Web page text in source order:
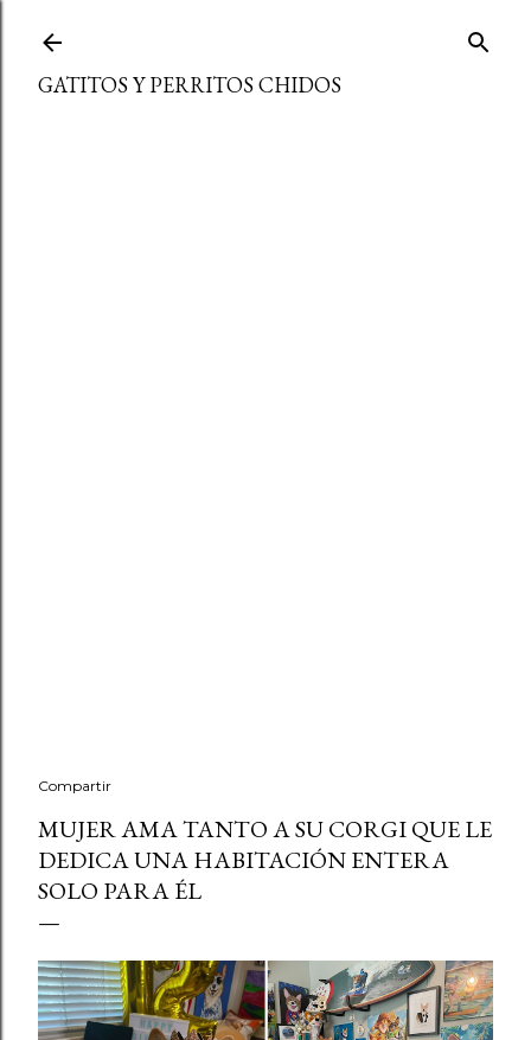
GATITOS Y PERRITOS CHIDOS
Compartir
MUJER AMA TANTO A SU CORGI QUE LE
DEDICA UNA HABITACIÓN ENTERA
SOLO PARA ÉL